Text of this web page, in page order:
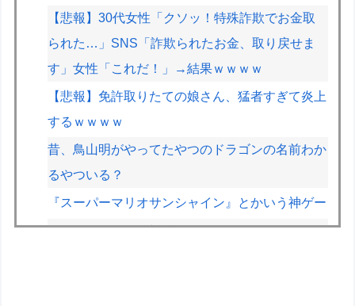
【悲報】30代女性「クソッ！特殊詐欺でお金取
られた…」SNS「詐欺られたお金、取り戻せま
す」女性「これだ！」→結果ｗｗｗｗ
【悲報】免許取りたての娘さん、猛者すぎて炎上
するｗｗｗｗ
昔、鳥山明がやってたやつのドラゴンの名前わか
るやついる？
『スーパーマリオサンシャイン』とかいう神ゲー
ファイファン5で唯一学んだことｗｗｗｗｗｗｗ